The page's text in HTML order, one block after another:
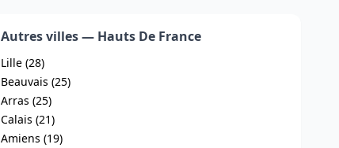
Autres villes — Hauts De France
Lille (28)
Beauvais (25)
Arras (25)
Calais (21)
Amiens (19)